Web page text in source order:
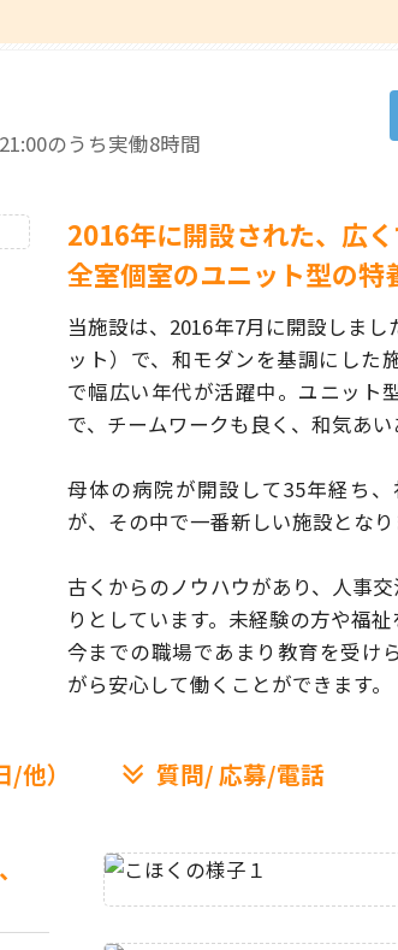
のうち実働8時間
2016年に開設された、広く
全室個室のユニット型の特
当施設は、2016年7月に開設しま
ット）で、和モダンを基調にした施
で幅広い年代が活躍中。 ユニット
で、 チームワークも良く、和気あい
母体の病院が開設して35年経ち
が、 その中で一番新しい施設となり
古くからのノウハウがあり、人事交
りとしています。 未経験の方や福祉
今までの職場であまり教育を受け
がら安心して働くことができます。
他） 質問/応募/電話